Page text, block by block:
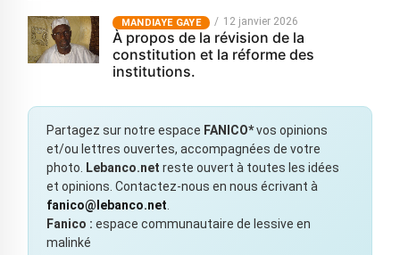
MANDIAYE GAYE 12 janvier 2026
À propos de la révision de la
constitution et la réforme des
institutions.
Partagez sur notre espace FANICO*vos opinions
et/ou lettres ouvertes, accompagnées de votre
photo. Lebanco.net reste ouvert à toutes les idées
et opinions. Contactez-nous en nous écrivant à
fanico@lebanco.net
Fanico : espace communautaire de lessive en
malinké